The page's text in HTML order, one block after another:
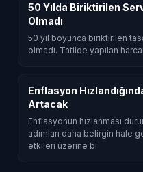
50 Yılda Biriktirilen
Olmadı
50 yıl boyunca biriktirilen
olmadı. Tatilde yapılan
Enflasyon
Artacak
Enflasyonun hızlanması
adımları daha belirgin hale
etkileri üzerine bi